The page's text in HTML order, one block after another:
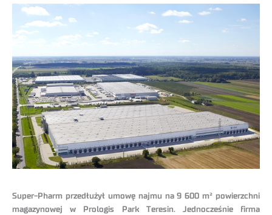
Super-Pharm przedłużył umowę najmu na 9 600 m² powierzchni
magazynowej w Prologis Park Teresin. Jednocześnie firma